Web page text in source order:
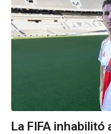
La FIFA inhabilitó